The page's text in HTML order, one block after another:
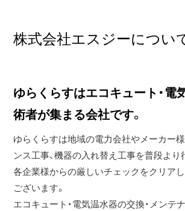
株式会社エスジーについ
ゆらくらすはエコキュート・電
術者が集まる会社です。
ゆらくらすは地域の電力会社やメーカー
ンス工事、機器の入れ替え工事を普段より
各企業様からの厳しいチェックをクリア
ございます。
エコキュート・電気温水器の交換・メンテ